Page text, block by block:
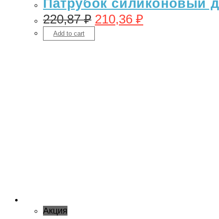
Патрубок силиконовый
220,87₽ 210,36 ₽
Add to cart
Акция